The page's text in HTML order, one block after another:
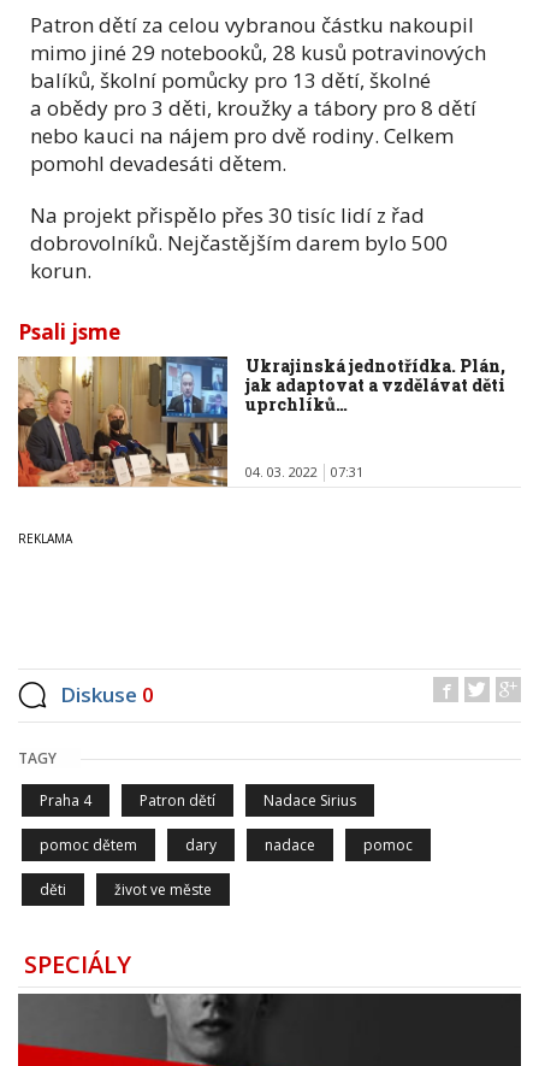
Patron dětí za celou vybranou částku nakoupil
mimo jiné 29 notebooků, 28 kusů potravinových
balíků, školní pomůcky pro 13 dětí, školné
a obědy pro 3 děti, kroužky a tábory pro 8 dětí
nebo kauci na nájem pro dvě rodiny. Celkem
pomohl devadesáti dětem.
Na projekt přispělo přes 30 tisíc lidí z řad
dobrovolníků. Nejčastějším darem bylo 500
korun.
Psali jsme
Ukrajinská jednotřídka. Plán,
jak adaptovat a vzdělávat děti
uprchlíků…
04. 03. 2022 07:31
Diskuse 0
TAGY
Praha 4 Patron dětí Nadace Sirius
pomoc dětem dary nadace pomoc
děti život ve měste
SPECIÁLY